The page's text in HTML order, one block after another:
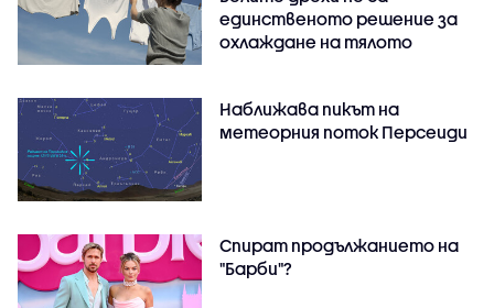
единственото решение за
охлаждане на тялото
Наближава пикът на
метеорния поток Персеиди
Спират продължанието на
"Барби"?